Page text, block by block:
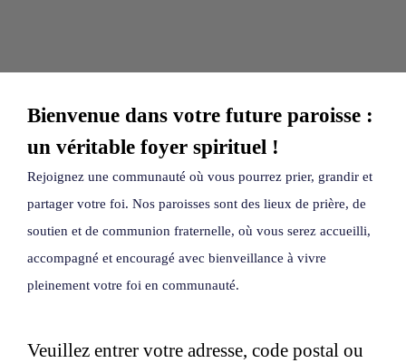
Bienvenue dans votre future paroisse :
un véritable foyer spirituel !
Rejoignez une communauté où vous pourrez prier, grandir et
partager votre foi. Nos paroisses sont des lieux de prière, de
soutien et de communion fraternelle, où vous serez accueilli,
accompagné et encouragé avec bienveillance à vivre
pleinement votre foi en communauté.
Veuillez entrer votre adresse, code postal ou